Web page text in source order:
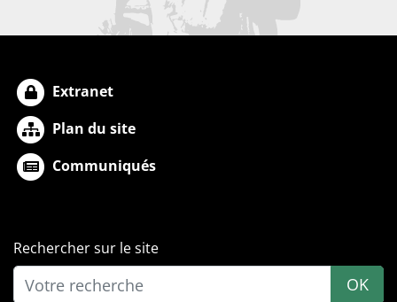
Extranet
Plan du site
Communiqués
Rechercher sur le site
OK